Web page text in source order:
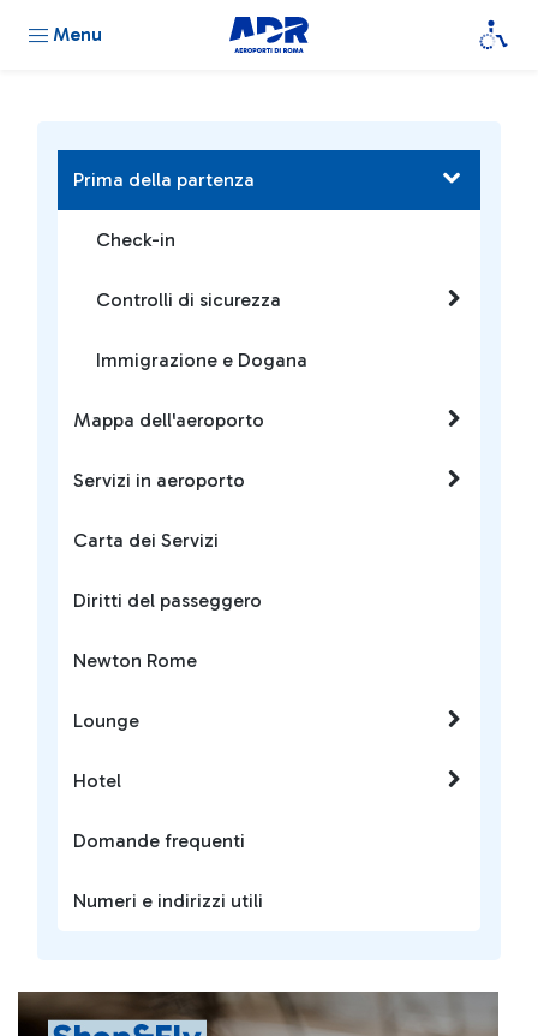
Menu
Prima della partenza
Check-in
Controlli di sicurezza
Immigrazione e Dogana
Mappa dell'aeroporto
Servizi in aeroporto
Carta dei Servizi
Diritti del passeggero
Newton Rome
Lounge
Hotel
Domande frequenti
Numeri e indirizzi utili